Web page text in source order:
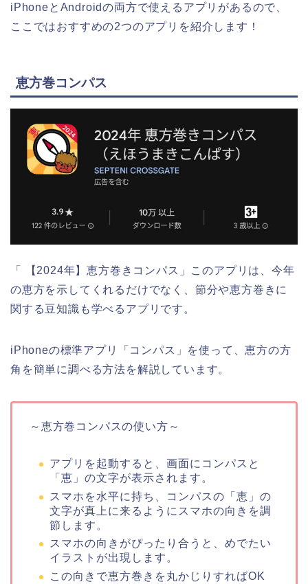
iPhoneとAndroidの両方で使えるアプリがあるので、
ここではおすすめの2つのアプリを紹介します！
恵方巻コンパス
「 【2024年】恵方巻きコンパス」このアプリは、今年
の恵方を示してくれるだけでなく、節分や恵方巻きに
関する豆知識も学べるアプリです。
iPhoneの標準アプリ「コンパス」を使って、恵方の方
角を簡単に調べる方法を解説しています。
～恵方巻コンパスの使い方～
アプリを起動すると、画面にコンパスと
「恵」の文字が表示されます。
スマホを水平に持ち、コンパスの「恵」の
文字が真上に来るようにスマホの向きを調
節します。
スマホの向きがぴったり合うと、めでたい
イラストが出現します。
この向きで恵方巻きを丸かじりすればOK